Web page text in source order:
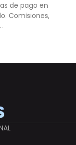
de pago en
Comisiones,